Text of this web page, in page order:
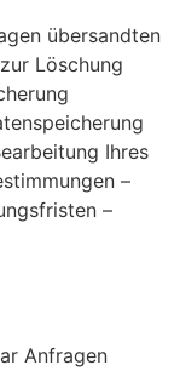
übersandten
Löschung
Ihres
–
–
Anfragen